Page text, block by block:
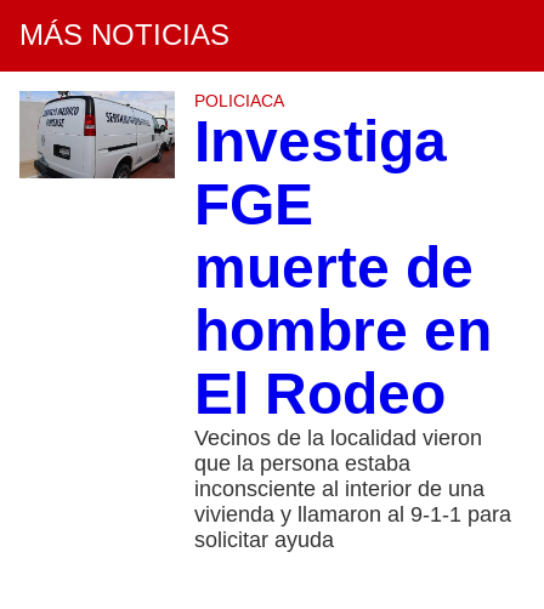
MÁS NOTICIAS
POLICIACA
Investiga
FGE
muerte de
hombre en
El Rodeo
Vecinos de la localidad vieron
que la persona estaba
inconsciente al interior de una
vivienda y llamaron al 9-1-1 para
solicitar ayuda